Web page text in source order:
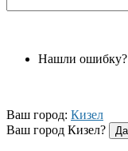
Нашли ошибку?
Ваш город: Кизел
Ваш город Кизел?